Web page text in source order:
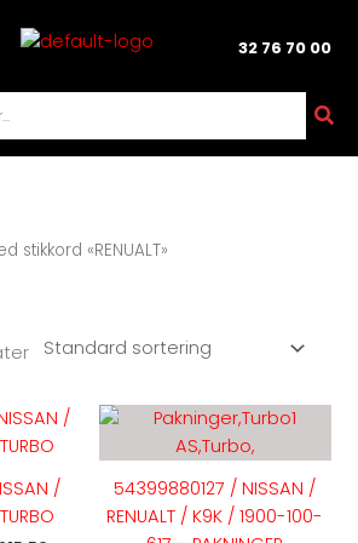
32 76 70 00
stikkord «RENUALT»
/
Dette
produktet
har
flere
varianter.
54399880127 / NISSAN /
RENUALT / K9K / 1900-100-